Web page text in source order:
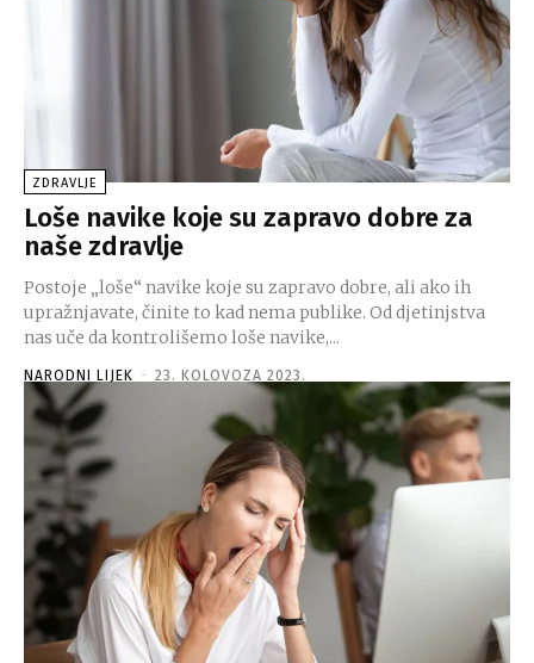
ZDRAVLJE
Loše navike koje su zapravo dobre za
naše zdravlje
Postoje „loše“ navike koje su zapravo dobre, ali ako ih
upražnjavate, činite to kad nema publike. Od djetinjstva
nas uče da kontrolišemo loše navike,...
NARODNI LIJEK - 23. KOLOVOZA 2023.